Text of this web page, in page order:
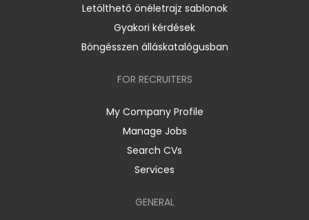
Letölthető önéletrajz sablonok
Gyakori kérdések
Böngésszen álláskatalógusban
FOR RECRUITERS
My Company Profile
Manage Jobs
Search CVs
Services
GENERAL